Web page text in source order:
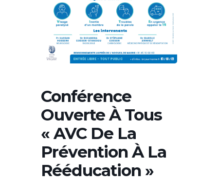
Conférence
Ouverte À Tous
« AVC De La
Prévention À La
Rééducation »